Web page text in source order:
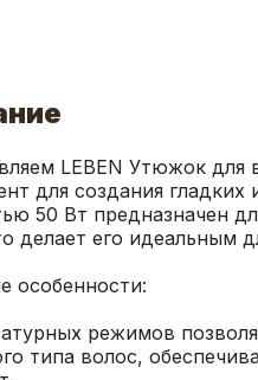
LEBEN Утюжок
для создания
50 Вт предназначен
режимов
типа волос,